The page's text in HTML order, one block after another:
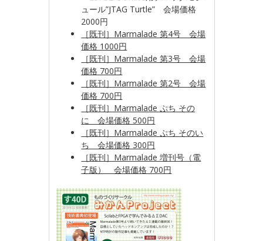
ュール”JTAG Turtle” 会場価格
2000円
［既刊］Marmalade 第4号 会場
価格 1000円
［既刊］Marmalade 第3号 会場
価格 700円
［既刊］Marmalade 第2号 会場
価格 700円
［既刊］Marmalade ぷち その
に 会場価格 500円
［既刊］Marmalade ぷち そのい
ち 会場価格 300円
［既刊］Marmalade 増刊号（電
子版） 会場価格 700円